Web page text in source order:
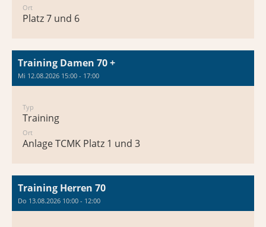
Ort
Platz 7 und 6
Training Damen 70 +
Mi 12.08.2026 15:00 - 17:00
Typ
Training
Ort
Anlage TCMK Platz 1 und 3
Training Herren 70
Do 13.08.2026 10:00 - 12:00